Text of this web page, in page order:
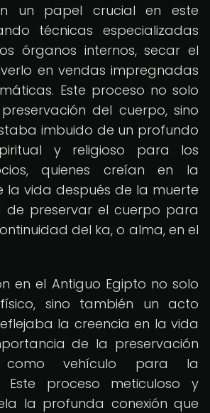
un papel crucial en este
técnicas especializadas
órganos internos, secar el
en vendas impregnadas
Este proceso no solo
del cuerpo, sino
imbuido de un profundo
y religioso para los
quienes creían en la
la vida después de la muerte
de preservar el cuerpo para
del ka, o alma, en el
en el Antiguo Egipto no solo
sino también un acto
la creencia en la vida
de la preservación
vehículo para la
Este proceso meticuloso y
la profunda conexión que